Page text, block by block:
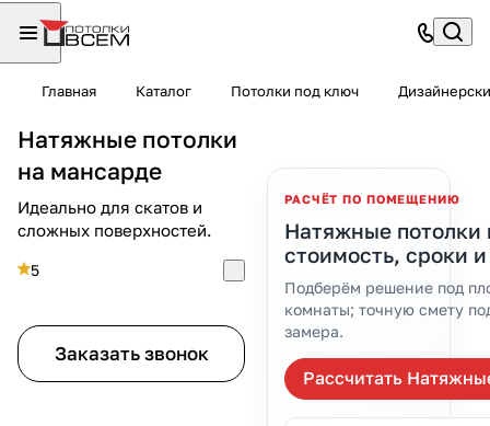
Главная Каталог Потолки под ключ
Натяжные потолки
на мансарде
Идеально для скатов и
сложных поверхностей.
5
Заказать звонок
РАСЧЁТ ПО ПОМЕЩЕНИЮ
Натяжные потолки
стоимость, сроки
Подберём решение под
комнаты; точную смету
замера.
Рассчитать